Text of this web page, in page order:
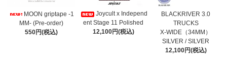
MOON griptape -1
MM- (Pre-order)
550円(税込)
Joycult x Independ
ent Stage 11 Polished
12,100円(税込)
BLACKRIVER 3.0
TRUCKS
X-WIDE（34MM）
SILVER / SILVER
12,100円(税込)